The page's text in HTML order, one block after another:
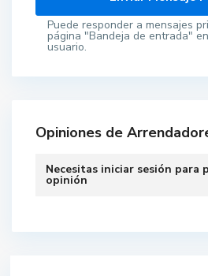
Puede responder a mensajes
página "Bandeja de entrada"
usuario.
Opiniones de
Necesitas iniciar sesión para
opinión